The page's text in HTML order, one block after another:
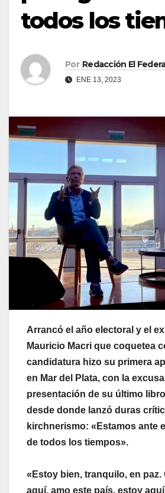
todos los
Por Redacción El
ENE 13, 2023
Arrancó el año electoral y el
Mauricio Macri que coquetea
candidatura hizo su primera
en Mar del Plata, con la
presentación de su último
desde donde lanzó duras
kirchnerismo: «Estamos ante
de todos los tiempos».
«Estoy bien, tranquilo, en paz.
aquí, amo este país, estoy